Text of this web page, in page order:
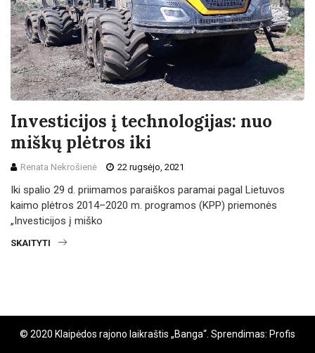
Investicijos į technologijas: nuo
miškų plėtros iki
Renata Nekrošienė 22 rugsėjo, 2021
Iki spalio 29 d. priimamos paraiškos paramai pagal Lietuvos
kaimo plėtros 2014–2020 m. programos (KPP) priemonės
„Investicijos į miško
SKAITYTI
© 2020 Klaipėdos rajono laikraštis „Banga“. Sprendimas: Profis